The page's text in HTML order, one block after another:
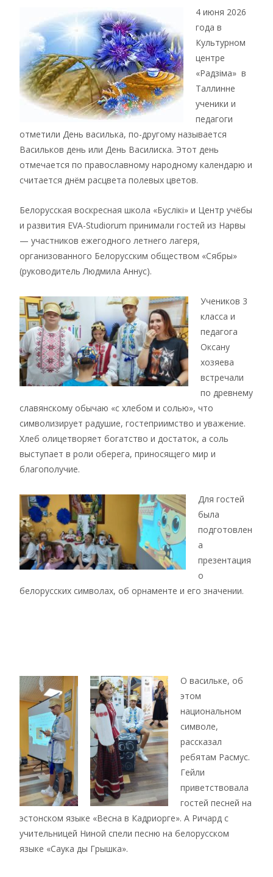
4 июня 2026
года в
Культурном
центре
«Радзiма» в
Таллинне
ученики и
педагоги
отметили День василька, по-другому называется
Васильков день или День Василиска. Этот день
отмечается по православному народному календарю и
считается днём расцвета полевых цветов.
Белорусская воскресная школа «Буслiкi» и Центр учёбы
и развития EVA-Studiorum принимали гостей из Нарвы
— участников ежегодного летнего лагеря,
организованного Белорусским обществом «Сябры»
(руководитель Людмила Аннус).
Учеников 3
класса и
педагога
Оксану
хозяева
встречали
по древнему
славянскому обычаю «с хлебом и солью», что
символизирует радушие, гостеприимство и уважение.
Хлеб олицетворяет богатство и достаток, а соль
выступает в роли оберега, приносящего мир и
благополучие.
Для гостей
была
подготовлен
а
презентация
о
белорусских символах, об орнаменте и его значении.
О васильке, об
этом
национальном
символе,
рассказал
ребятам Расмус.
Гейли
приветствовала
гостей песней на
эстонском языке «Весна в Кадриорге». А Ричард с
учительницей Ниной спели песню на белорусском
языке «Саука ды Грышка».